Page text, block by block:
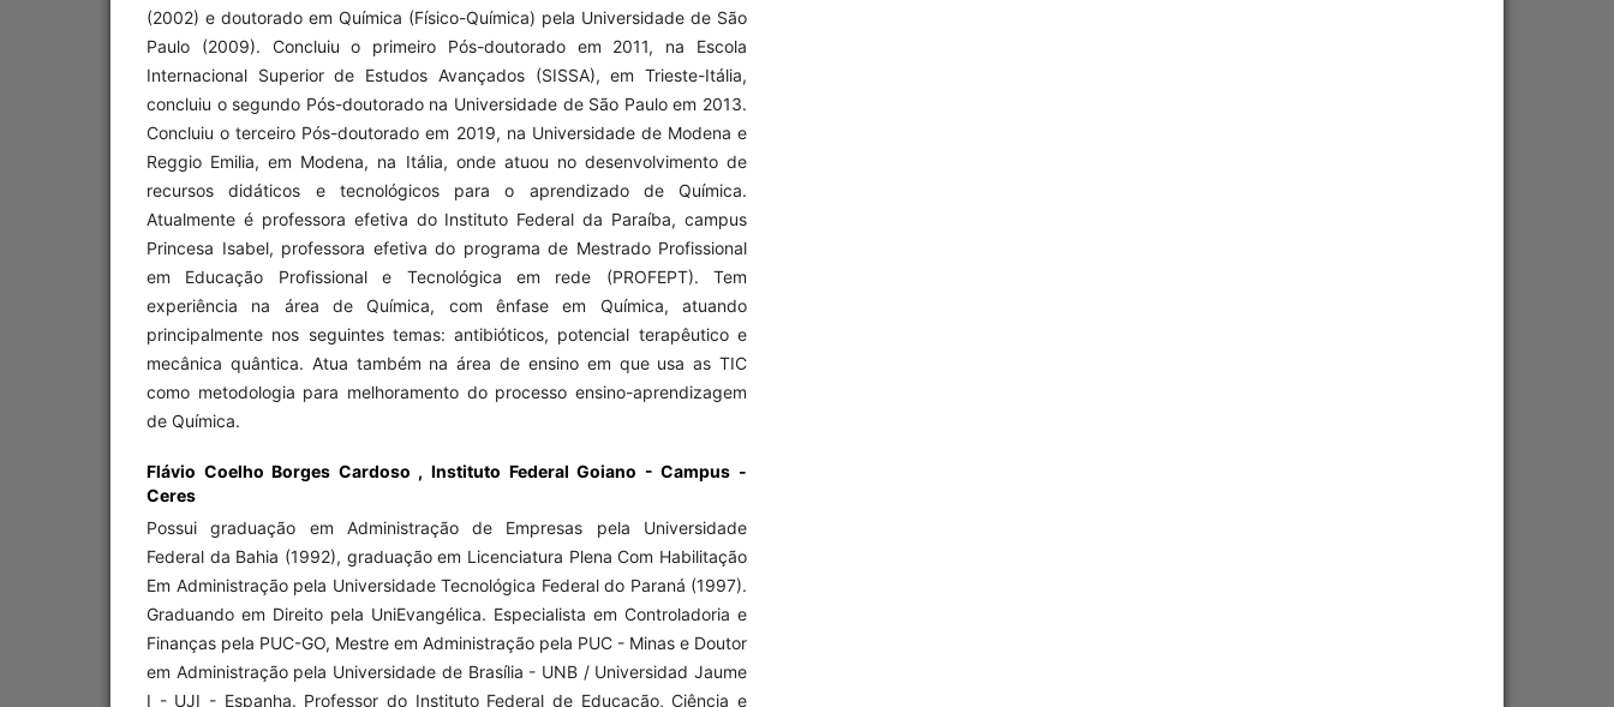
(2002) e doutorado em Química (Físico-Química) pela Universidade de São
Paulo (2009). Concluiu o primeiro Pós-doutorado em 2011, na Escola
Internacional Superior de Estudos Avançados (SISSA), em Trieste-Itália,
concluiu o segundo Pós-doutorado na Universidade de São Paulo em 2013.
Concluiu o terceiro Pós-doutorado em 2019, na Universidade de Modena e
Reggio Emilia, em Modena, na Itália, onde atuou no desenvolvimento de
recursos didáticos e tecnológicos para o aprendizado de Química.
Atualmente é professora efetiva do Instituto Federal da Paraíba, campus
Princesa Isabel, professora efetiva do programa de Mestrado Profissional
em Educação Profissional e Tecnológica em rede (PROFEPT). Tem
experiência na área de Química, com ênfase em Química, atuando
principalmente nos seguintes temas: antibióticos, potencial terapêutico e
mecânica quântica. Atua também na área de ensino em que usa as TIC
como metodologia para melhoramento do processo ensino-aprendizagem
de Química.
Flávio Coelho Borges Cardoso , Instituto Federal Goiano - Campus -
Ceres
Possui graduação em Administração de Empresas pela Universidade
Federal da Bahia (1992), graduação em Licenciatura Plena Com Habilitação
Em Administração pela Universidade Tecnológica Federal do Paraná (1997).
Graduando em Direito pela UniEvangélica. Especialista em Controladoria e
Finanças pela PUC-GO, Mestre em Administração pela PUC - Minas e Doutor
em Administração pela Universidade de Brasília - UNB / Universidad Jaume
I - UJI - Espanha. Professor do Instituto Federal de Educação, Ciência e